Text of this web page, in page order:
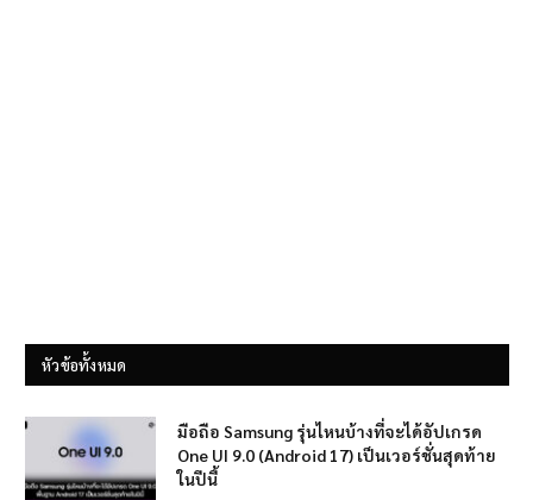
หัวข้อทั้งหมด
มือถือ Samsung รุ่นไหนบ้างที่จะได้อัปเกรด
One UI 9.0 (Android 17) เป็นเวอร์ชั่นสุดท้าย
ในปีนี้